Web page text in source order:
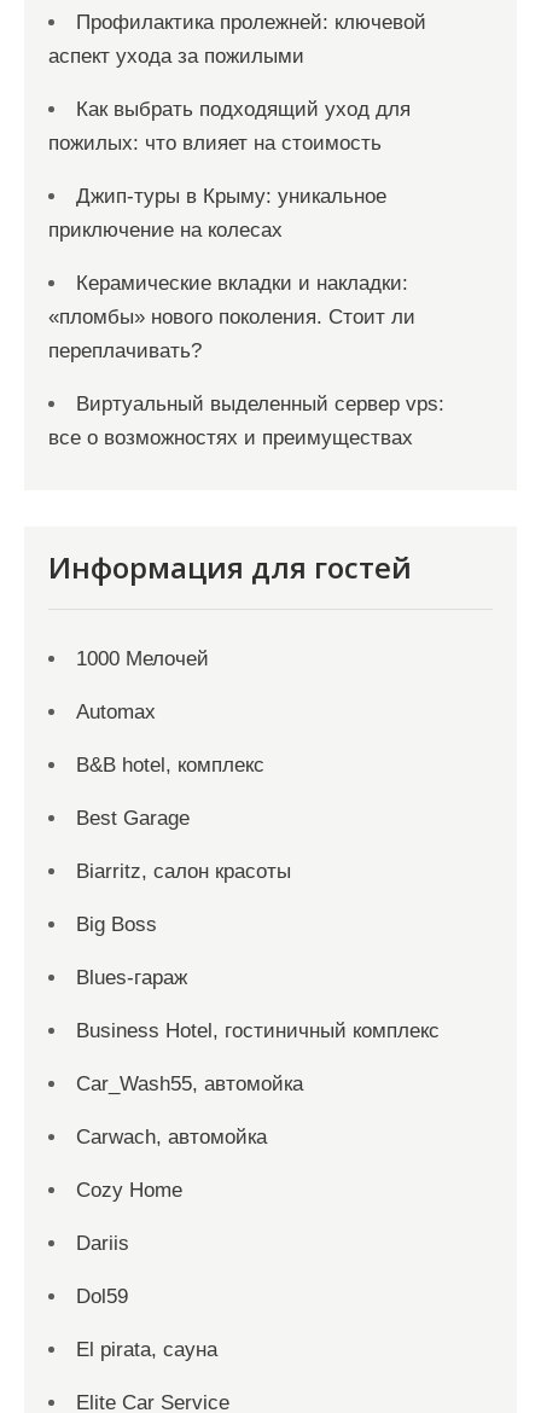
Профилактика пролежней: ключевой
аспект ухода за пожилыми
Как выбрать подходящий уход для
пожилых: что влияет на стоимость
Джип-туры в Крыму: уникальное
приключение на колесах
Керамические вкладки и накладки:
«пломбы» нового поколения. Стоит ли
переплачивать?
Виртуальный выделенный сервер vps:
все о возможностях и преимуществах
Информация для гостей
1000 Мелочей
Automax
B&B hotel, комплекс
Best Garage
Biarritz, салон красоты
Big Boss
Blues-гараж
Business Hotel, гостиничный комплекс
Car_Wash55, автомойка
Carwach, автомойка
Cozy Home
Dariis
Dol59
El pirata, сауна
Elite Car Service